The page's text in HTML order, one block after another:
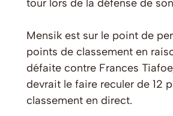
tour lors de la défense de
Mensik est sur le point de
points de classement en
défaite contre Frances
devrait le faire reculer de 12
classement en direct.